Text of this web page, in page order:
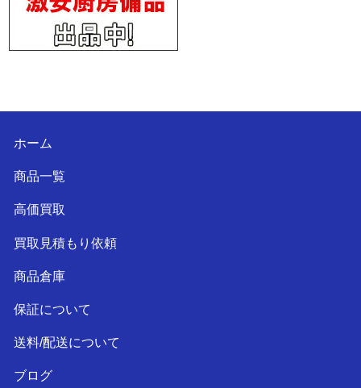
ホーム
商品一覧
高価買取
買取見積もり依頼
商品倉庫
保証について
送料/配送について
ブログ